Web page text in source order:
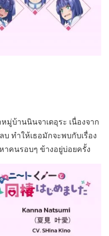
มู่บ้านนินจาเดอุระ เนื่องจาก
ทำให้เธอมักจะพบกับเรื่อง
คนรอบๆ ข้างอยู่บ่อยครั้ง